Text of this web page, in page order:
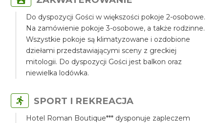
Do dyspozycji Gości w większości pokoje 2-osobowe.
Na zamówienie pokoje 3-osobowe, a także rodzinne.
Wszystkie pokoje są klimatyzowane i ozdobione
dziełami przedstawiającymi sceny z greckiej
mitologii. Do dyspozycji Gości jest balkon oraz
niewielka lodówka.
SPORT I REKREACJA
Hotel Roman Boutique*** dysponuje zapleczem